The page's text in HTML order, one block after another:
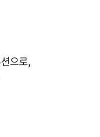
으로,